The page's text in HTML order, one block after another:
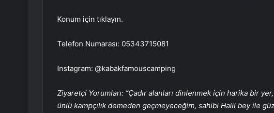
Konum için tıklayın.
Telefon Numarası: 05343715081
Instagram: @kabakfamouscamping
Ziyaretçi Yorumları: “Çadır alanları dinlenmek için harika bir
ünlü kampçılık demeden geçmeyeceğim, sahibi Halil bey ile